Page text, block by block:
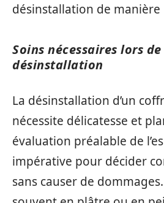
désinstallation de
Soins nécessaires lors
désinstallation
La désinstallation d’un
nécessite délicatesse et
évaluation préalable de
impérative pour décider
sans causer de